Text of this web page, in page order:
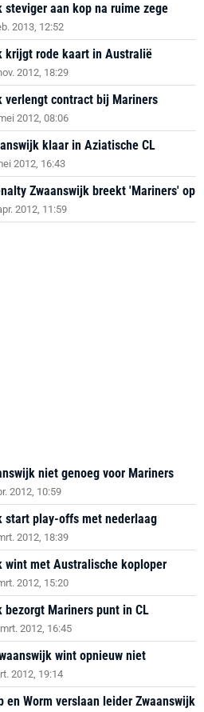
steviger aan kop na ruime zege
2013, 12:52
krijgt rode kaart in Australië
2012, 18:29
verlengt contract bij Mariners
2012, 08:06
klaar in Aziatische CL
2012, 16:43
Zwaanswijk breekt 'Mariners' op
2012, 11:59
niet genoeg voor Mariners
2012, 10:59
start play-offs met nederlaag
2012, 18:39
wint met Australische koploper
2012, 15:20
bezorgt Mariners punt in CL
2012, 16:45
wint opnieuw niet
2012, 19:14
en Worm verslaan leider Zwaanswijk